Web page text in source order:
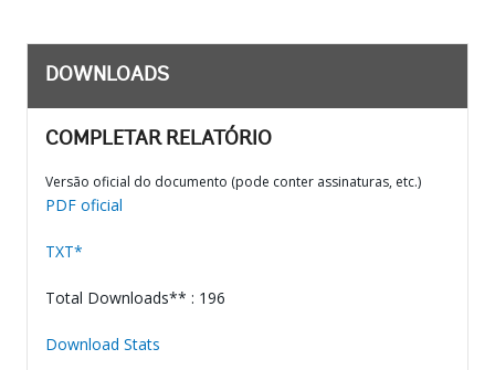
DOWNLOADS
COMPLETAR RELATÓRIO
Versão oficial do documento (pode conter assinaturas, etc.)
PDF oficial
TXT*
Total Downloads** : 196
Download Stats